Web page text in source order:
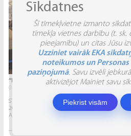
“INVENTIO 2026” ATSKATS
04.06.2026.
STUDĒJOŠO STARPTAUTISKĀ ZINĀTNISKI
2026. gada 29. un 30. maijā Ekonomikas un
Alberta Koledžu organizēja Studējošo...
Sīkdatnes
Šī tīmekļvietne izmanto
tīmekļa vietnes darbību (t. sk.
pieejamību) un citas Jūsu
Uzziniet vairāk EKA
noteikumos un
paziņojumā. Savu izvēli
aktivizējot Mainiet savu
Piekrist visām